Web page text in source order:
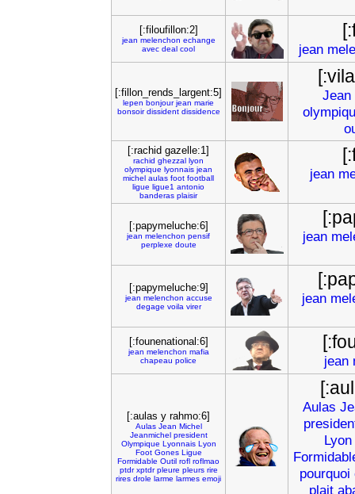
[:filoufillon:2]
jean melenchon echange
avec deal cool jean
[:fillon_rends_largent:5]
lepen bonjour jean marie
bonsoir dissident dissidence
Jean
[:rachid gazelle:1]
rachid ghezzal lyon
olympique lyonnais jean
michel aulas foot football
ligue ligue1 antonio
banderas plaisir
jean
[:papymeluche:6]
jean melenchon pensif
perplexe doute
jean
[:papymeluche:9]
jean melenchon accuse
degage voila virer
jean
[:founenational:6]
jean melenchon mafia
chapeau police jean
[:aulas y rahmo:6]
Aulas Jean Michel
Jeanmichel president
Olympique Lyonnais Lyon
Foot Gones Ligue
Formidable Outil rofl roflmao
ptdr xptdr pleure pleurs rire
rires drole larme larmes emoji
Aulas
Lyon
pourquoi
plait